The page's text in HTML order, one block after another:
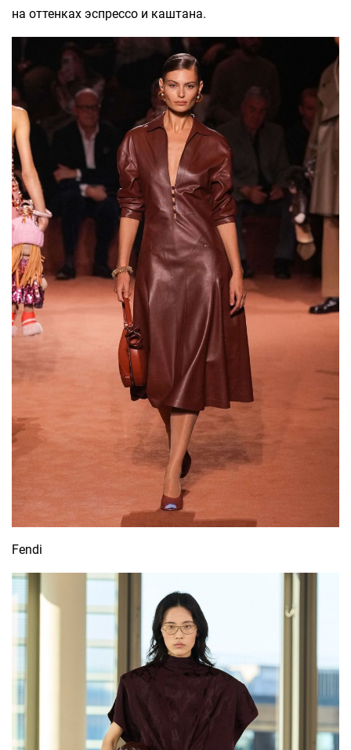
на оттенках эспрессо и каштана.
Fendi